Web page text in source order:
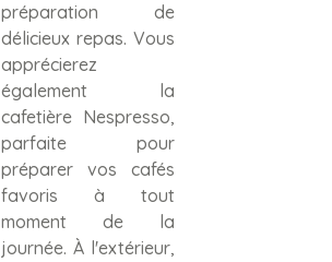
préparation de
délicieux repas. Vous
apprécierez
également la
cafetière Nespresso,
parfaite pour
préparer vos cafés
favoris à tout
moment de la
journée. À l'extérieur,